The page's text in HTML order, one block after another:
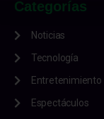
Categorías
Noticias
Tecnología
Entretenimiento
Espectáculos